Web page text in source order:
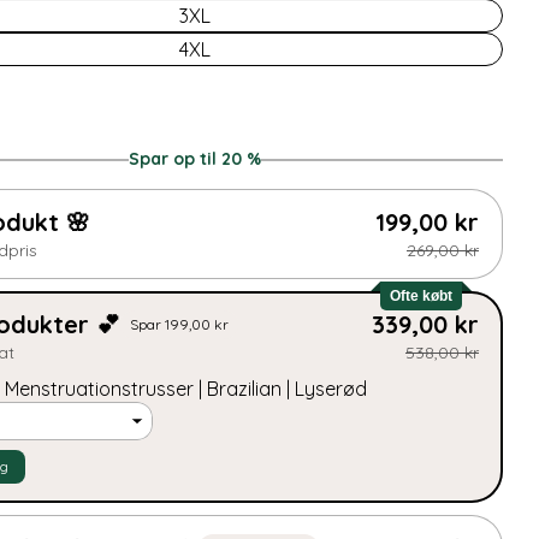
tilgængelig
ikke
tilgængelig
eller
ikke
3XL
4XL
Spar op til 20 %
🌸 199,00 kr
269,00 kr
Ofte købt
💕 Spar 199,00 kr 339,00 kr
538,00 kr
Menstruationstrusser | Brazilian | Lyserød
Del dette produkt
Del
Del
på
på
på
navn